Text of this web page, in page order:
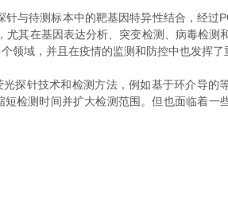
与待测标本中的靶基因特异性结合，经过
其在基因表达分析、突变检测、病毒检测
域，并且在疫情的监测和防控中也发挥了
针技术和检测方法，例如基于环介导的
检测时间并扩大检测范围。但也面临着一